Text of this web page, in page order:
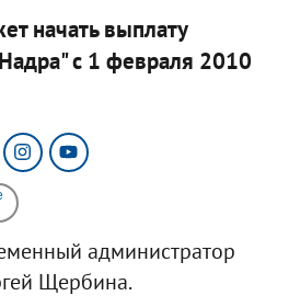
начать выплату
с 1 февраля 2010
администратор
Щербина.